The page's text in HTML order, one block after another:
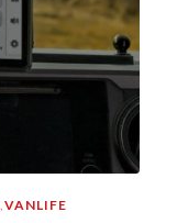
VANLIFE